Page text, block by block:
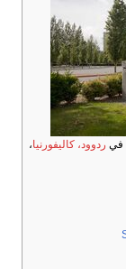
في ردوود، كاليفورنيا،